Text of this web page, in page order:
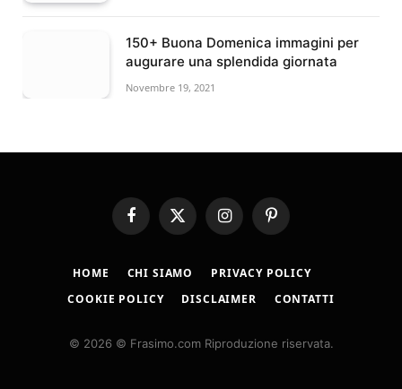
150+ Buona Domenica immagini per
augurare una splendida giornata
Novembre 19, 2021
Facebook
X
(Twitter)
InstagramPinterest
HOME CHI SIAMO
PRIVACY POLICY
COOKIE POLICY
DISCLAIMER CONTATTI
© 2026 © Frasimo.com Riproduzione riservata.